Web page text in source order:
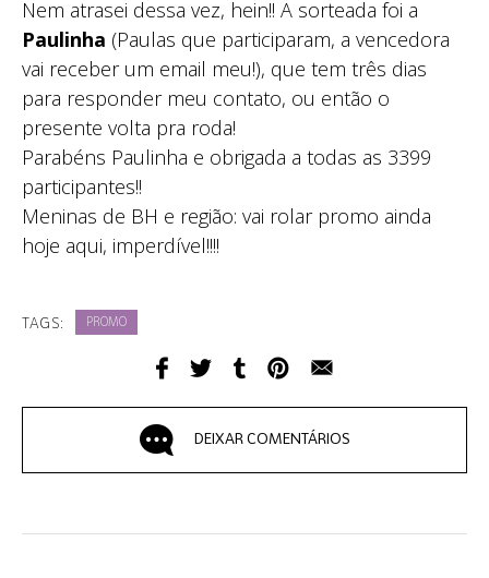
Nem atrasei dessa vez, hein!! A sorteada foi a
Paulinha (Paulas que participaram, a vencedora
vai receber um email meu!), que tem três dias
para responder meu contato, ou então o
presente volta pra roda!
Parabéns Paulinha e obrigada a todas as 3399
participantes!!
Meninas de BH e região: vai rolar promo ainda
hoje aqui, imperdível!!!!
TAGS: PROMO
DEIXAR COMENTÁRIOS